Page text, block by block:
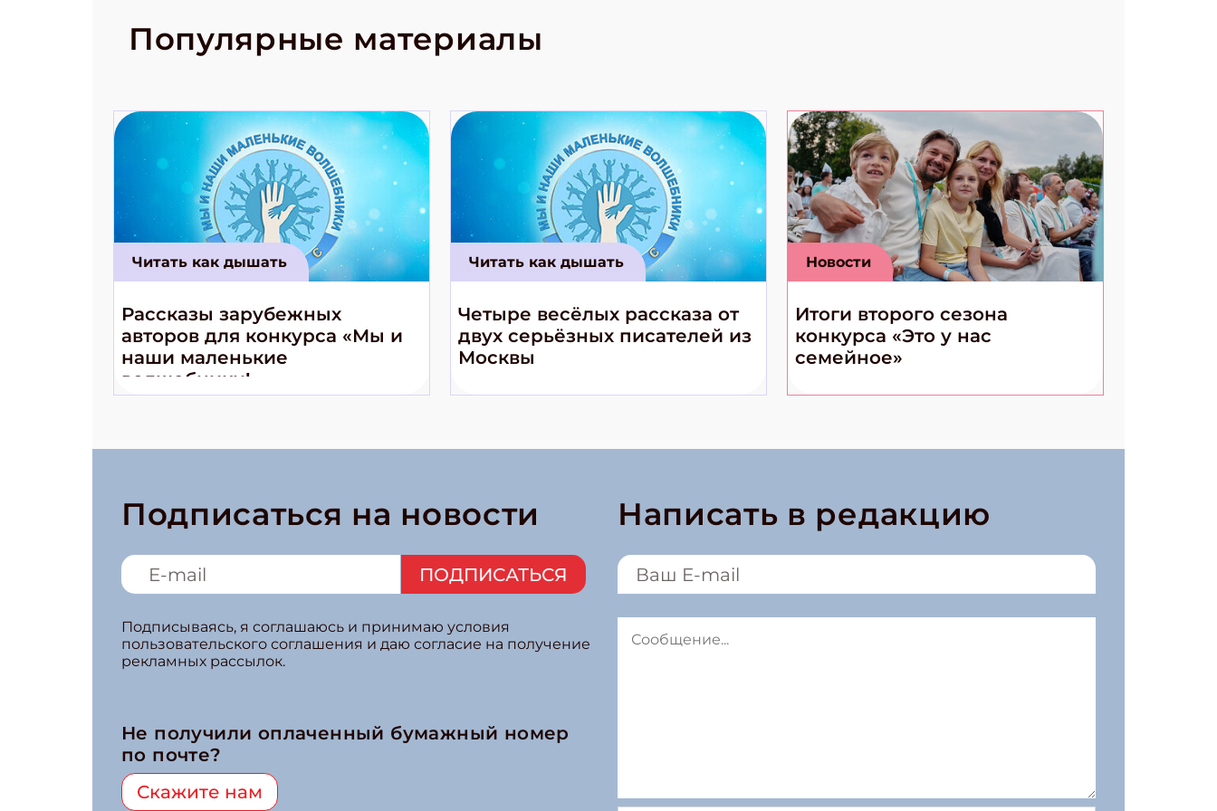
космические приключения!
Популярные материалы
Читать как дышать
Рассказы зарубежных
авторов для конкурса «Мы и
наши маленькие
волшебники!»
Читать как дышать
Четыре весёлых рассказа от
двух серьёзных писателей из
Москвы
Новости
Итоги второго сезона
конкурса «Это у нас
семейное»
Подписаться на новости
ПОДПИСАТЬСЯ
Подписываясь, я соглашаюсь и принимаю условия
пользовательского соглашения и даю согласие на получение
рекламных рассылок.
Не получили оплаченный бумажный номер
по почте?
Скажите нам
Написать в редакцию